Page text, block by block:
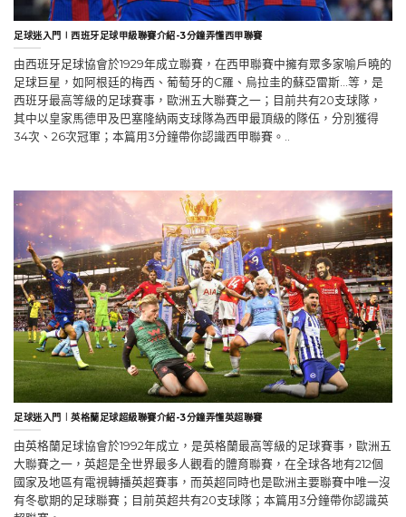
足球迷入門∣西班牙足球甲級聯賽介紹-3分鐘弄懂西甲聯賽
由西班牙足球協會於1929年成立聯賽，在西甲聯賽中擁有眾多家喻戶曉的
足球巨星，如阿根廷的梅西、葡萄牙的C羅、烏拉圭的蘇亞雷斯…等，是
西班牙最高等級的足球賽事，歐洲五大聯賽之一；目前共有20支球隊，
其中以皇家馬德甲及巴塞隆納兩支球隊為西甲最頂級的隊伍，分別獲得
34次、26次冠軍；本篇用3分鐘帶你認識西甲聯賽。..
足球迷入門︱英格蘭足球超級聯賽介紹-3分鐘弄懂英超聯賽
由英格蘭足球協會於1992年成立，是英格蘭最高等級的足球賽事，歐洲五
大聯賽之一，英超是全世界最多人觀看的體育聯賽，在全球各地有212個
國家及地區有電視轉播英超賽事，而英超同時也是歐洲主要聯賽中唯一沒
有冬歇期的足球聯賽；目前英超共有20支球隊；本篇用3分鐘帶你認識英